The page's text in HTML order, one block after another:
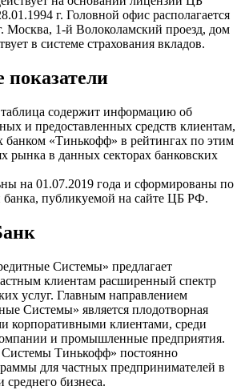
г. Головной офис располагается
Москва, 1-й Волоколамский проезд, дом
в системе страхования вкладов.
содержит информацию об
и предоставленных средств клиентам,
банком «Тинькофф» в рейтингах по этим
рынка в данных секторах банковских
на 01.07.2019 года и сформированы по
банка, публикуемой на сайте ЦБ РФ.
Системы» предлагает
клиентам расширенный спектр
услуг. Главным направлением
Системы» является плодотворная
корпоративными клиентами, среди
и промышленные предприятия.
Тинькофф» постоянно
для частных предпринимателей в
бизнеса.